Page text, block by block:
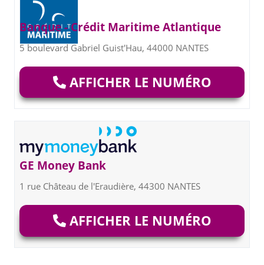
Banque - Crédit Maritime Atlantique
5 boulevard Gabriel Guist'Hau, 44000 NANTES
AFFICHER LE NUMÉRO
GE Money Bank
1 rue Château de l'Eraudière, 44300 NANTES
AFFICHER LE NUMÉRO